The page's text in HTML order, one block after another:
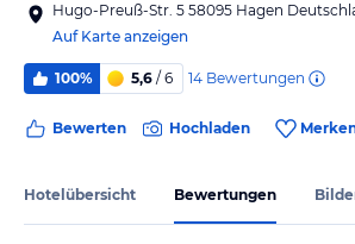
Hugo-Preuß-Str. 5 58095 Hagen
Auf Karte anzeigen
100% 5,6 / 6 14 Bewertungen
Bewerten Hochladen
Hotelübersicht Bewertungen